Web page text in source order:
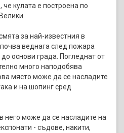
кулата е построена по
за най-известния в
веднага след пожара
основи града. Погледнат от
много наподобява
място може да се насладите
и на шопинг сред
него може да се насладите на
- съдове, накити,